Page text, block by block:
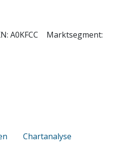
A0KFCC
Marktsegment:
Chartanalyse